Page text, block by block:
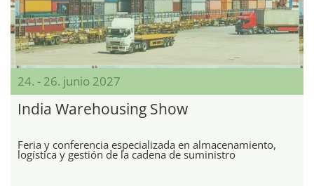
24. - 26. junio 2027
India Warehousing Show
Feria y conferencia especializada en almacenamiento,
logística y gestión de la cadena de suministro